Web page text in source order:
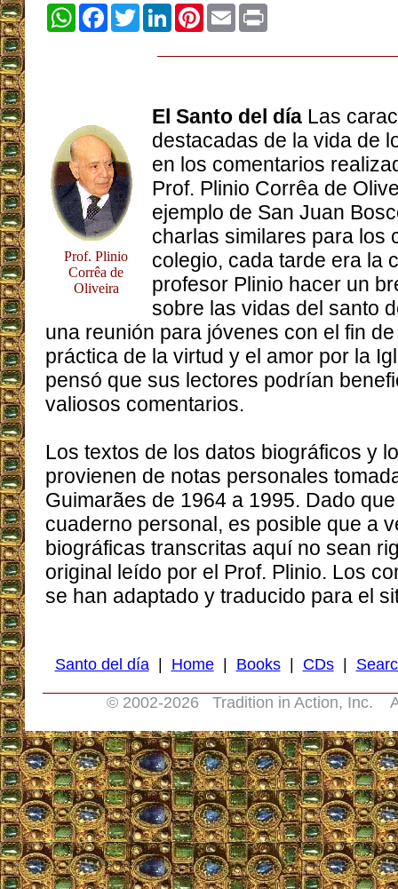
WhatsApp
Facebook
TwitterLinkedInPinterest
Email
Prof. Plinio
Corrêa de
Oliveira
El Santo del día Las
destacadas de la vida de
en los comentarios
Prof. Plinio Corrêa de
ejemplo de San Juan
charlas similares para los
colegio, cada tarde era la
profesor Plinio hacer un
sobre las vidas del santo
una reunión para jóvenes con el fin
práctica de la virtud y el amor por la
pensó que sus lectores podrían
valiosos comentarios.
Los textos de los datos biográficos y
provienen de notas personales
Guimarães de 1964 a 1995. Dado
cuaderno personal, es posible que a
biográficas transcritas aquí no sean
original leído por el Prof. Plinio. Los
se han adaptado y traducido para el
Santo del día| Home| Books| CDs|
© 2002-2026 Tradition in Action, Inc.